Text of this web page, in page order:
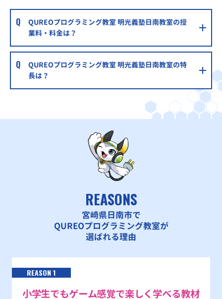
QUREOプログラミング教室 明光義塾日南教室の授
業料・料金は？
QUREOプログラミング教室 明光義塾日南教室の特
長は？
REASONS
宮崎県日南市で
QUREOプログラミング教室が
選ばれる理由
REASON 1
小学生でもゲーム感覚で楽しく学べる教材